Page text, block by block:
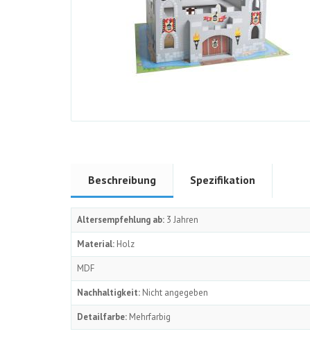
Beschreibung Spezifikation
Altersempfehlung ab: 3 Jahren
Material: Holz
MDF
Nachhaltigkeit: Nicht angegeben
Detailfarbe: Mehrfarbig